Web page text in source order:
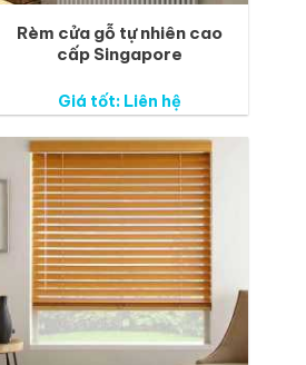
Rèm cửa gỗ tự nhiên cao
cấp Singapore
Giá tốt: Liên hệ